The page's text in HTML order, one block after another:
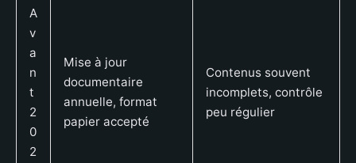
A
v
a
n
t
2
0
2
Mise à jour
documentaire
annuelle, format
papier accepté
Contenus souvent
incomplets, contrôle
peu régulier